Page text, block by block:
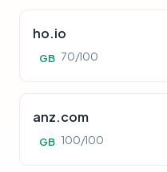
ho.io
GB 70/100
anz.com
GB 100/100